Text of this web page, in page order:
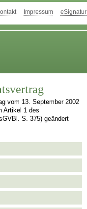
Impressum eSignatur
vom 13. September 2002
Artikel 1 des
S. 375) geändert